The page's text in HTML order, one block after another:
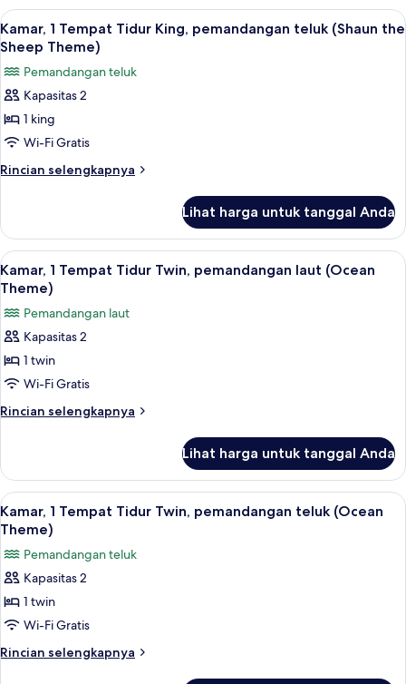
(Shaun
the
Sheep
Theme)
Tempat
Tidur
pemandangan
laut
(Shaun
the
Sheep
Lihat
semua
untuk
Kamar,
1
Tempat
Tidur
teluk
(Shaun
the
Sheep
Theme)
Selimut bulu angsa, bantalan ekstra
3
Kamar, 1 Tempat Tidur King, pemandangan teluk (Shaun the
Sheep Theme)
Pemandangan teluk
Kapasitas 2
1 king
Wi-Fi Gratis
Rincian selengkapnya
Rincian
Kamar,
Tempat
Tidur
pemandangan
teluk
(Shaun
the
Sheep
Lihat harga untuk tanggal Anda
Lihat
semua
untuk
Kamar,
1
Tempat
Tidur
laut
(Ocean
Theme)
Selimut bulu angsa, bantalan ekstra
2
Kamar, 1 Tempat Tidur Twin, pemandangan laut (Ocean
Theme)
Pemandangan laut
Kapasitas 2
1 twin
Wi-Fi Gratis
Rincian selengkapnya
Rincian
Kamar,
Tempat
Tidur
pemandangan
laut
(Ocean
Theme)
Lihat harga untuk tanggal Anda
Lihat
semua
untuk
Kamar,
1
Tempat
Tidur
Selimut bulu angsa, bantalan ekstra
2
Kamar, 1 Tempat Tidur Twin, pemandangan teluk (Ocean
Theme)
Pemandangan teluk
Kapasitas 2
1 twin
Wi-Fi Gratis
Rincian selengkapnya
Rincian